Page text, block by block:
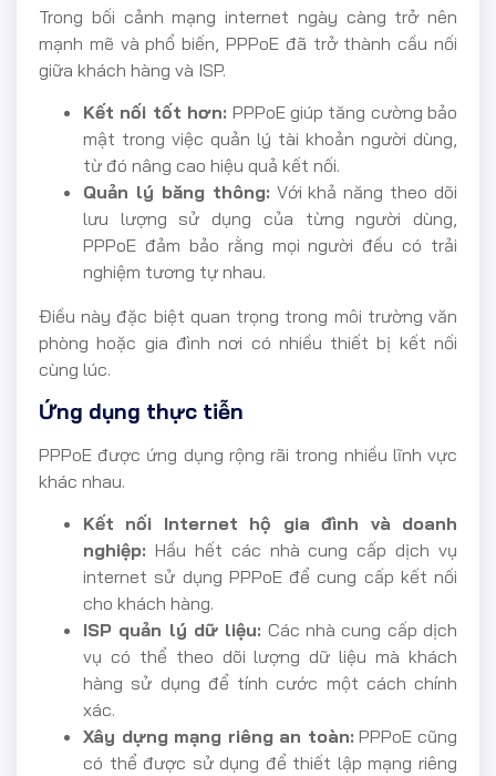
Trong bối cảnh mạng internet ngày càng trở nên
mạnh mẽ và phổ biến, PPPoE đã trở thành cầu nối
giữa khách hàng và ISP.
Kết nối tốt hơn: PPPoE giúp tăng cường bảo
mật trong việc quản lý tài khoản người dùng,
từ đó nâng cao hiệu quả kết nối.
Quản lý băng thông: Với khả năng theo dõi
lưu lượng sử dụng của từng người dùng,
PPPoE đảm bảo rằng mọi người đều có trải
nghiệm tương tự nhau.
Điều này đặc biệt quan trọng trong môi trường văn
phòng hoặc gia đình nơi có nhiều thiết bị kết nối
cùng lúc.
Ứng dụng thực tiễn
PPPoE được ứng dụng rộng rãi trong nhiều lĩnh vực
khác nhau.
Kết nối Internet hộ gia đình và doanh
nghiệp: Hầu hết các nhà cung cấp dịch vụ
internet sử dụng PPPoE để cung cấp kết nối
cho khách hàng.
ISP quản lý dữ liệu: Các nhà cung cấp dịch
vụ có thể theo dõi lượng dữ liệu mà khách
hàng sử dụng để tính cước một cách chính
xác.
Xây dựng mạng riêng an toàn: PPPoE cũng
có thể được sử dụng để thiết lập mạng riêng